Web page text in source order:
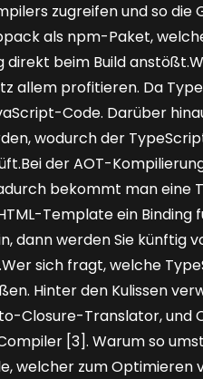
zugreifen und so die
als npm-Paket,
direkt beim Build
allem profitieren. Da
Code. Darüber
wodurch der
der AOT-
bekommt man eine
Template ein
dann werden Sie künftig
sich fragt, welche
Hinter den Kulissen
Closure-Translator, und
[3]. Warum so
welcher zum